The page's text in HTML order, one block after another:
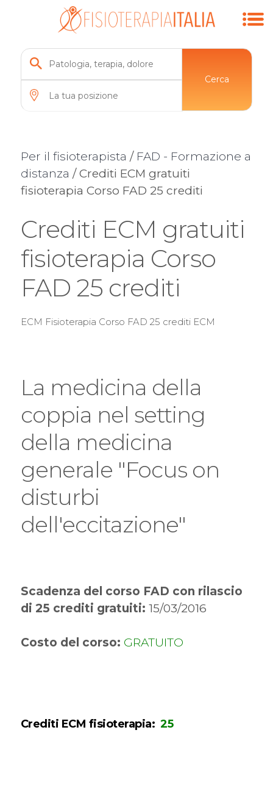
Cerca
Per il fisioterapista / FAD - Formazione a
distanza / Crediti ECM gratuiti
fisioterapia Corso FAD 25 crediti
Crediti ECM gratuiti
fisioterapia Corso
FAD 25 crediti
ECM Fisioterapia Corso FAD 25 crediti ECM
La medicina della
coppia nel setting
della medicina
generale "Focus on
disturbi
dell'eccitazione"
Scadenza del corso FAD con rilascio
di 25 crediti gratuiti: 15/03/2016
Costo del corso: GRATUITO
Crediti ECM fisioterapia: 25